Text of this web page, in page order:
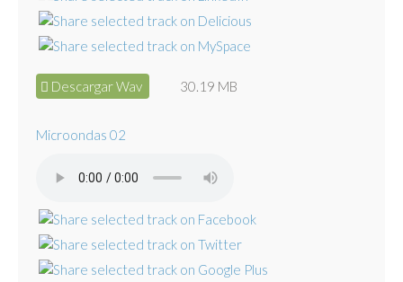
Descargar Wav 30.19 MB
Microondas 02